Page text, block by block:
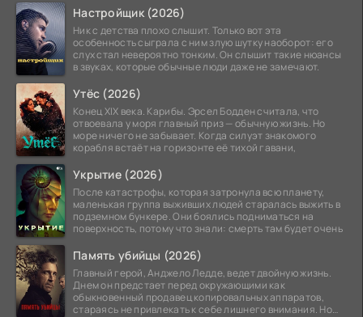
Настройщик (2026)
Ник с детства плохо слышит. Только вот эта
особенность сыграла с ним злую шутку наоборот: его
слух стал невероятно тонким. Он слышит такие нюансы
в звуках, которые обычные люди даже не замечают.
Утёс (2026)
Конец XIX века. Карибы. Эрсел Бодден считала, что
отвоевала у моря главный приз — обычную жизнь. Но
море ничего не забывает. Когда силуэт знакомого
корабля встаёт на горизонте её тихой гавани,
Укрытие (2026)
После катастрофы, которая затронула всю планету,
маленькая группа выживших людей старалась выжить в
подземном бункере. Они боялись подниматься на
поверхность, потому что знали: смерть там будет очень
Память убийцы (2026)
Главный герой, Анджело Ледде, ведет двойную жизнь.
Днем он предстает перед окружающими как
обыкновенный продавец копировальных аппаратов,
стараясь не привлекать к себе лишнего внимания. Но